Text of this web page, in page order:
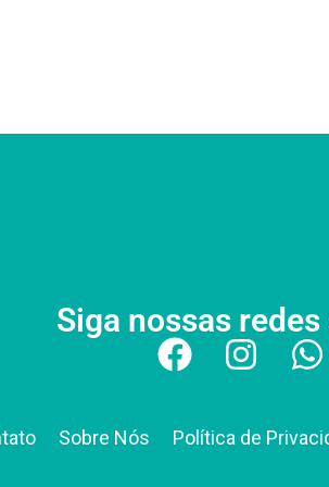
Siga nossas
Sobre Nós Política de